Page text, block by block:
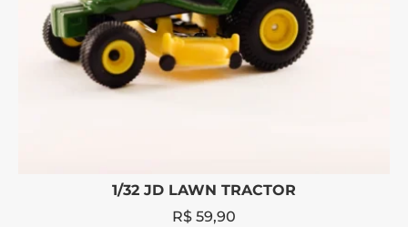
1/32 JD LAWN TRACTOR
R$ 59,90